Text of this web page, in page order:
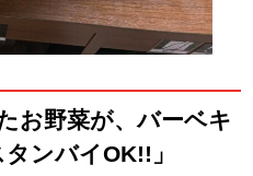
お野菜が、バーベキ
ンバイOK!!」